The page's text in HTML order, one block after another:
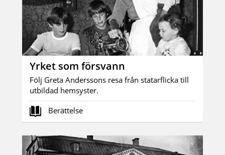
Yrket som försvann
Följ Greta Anderssons resa från statarflicka till
utbildad hemsyster.
Berättelse